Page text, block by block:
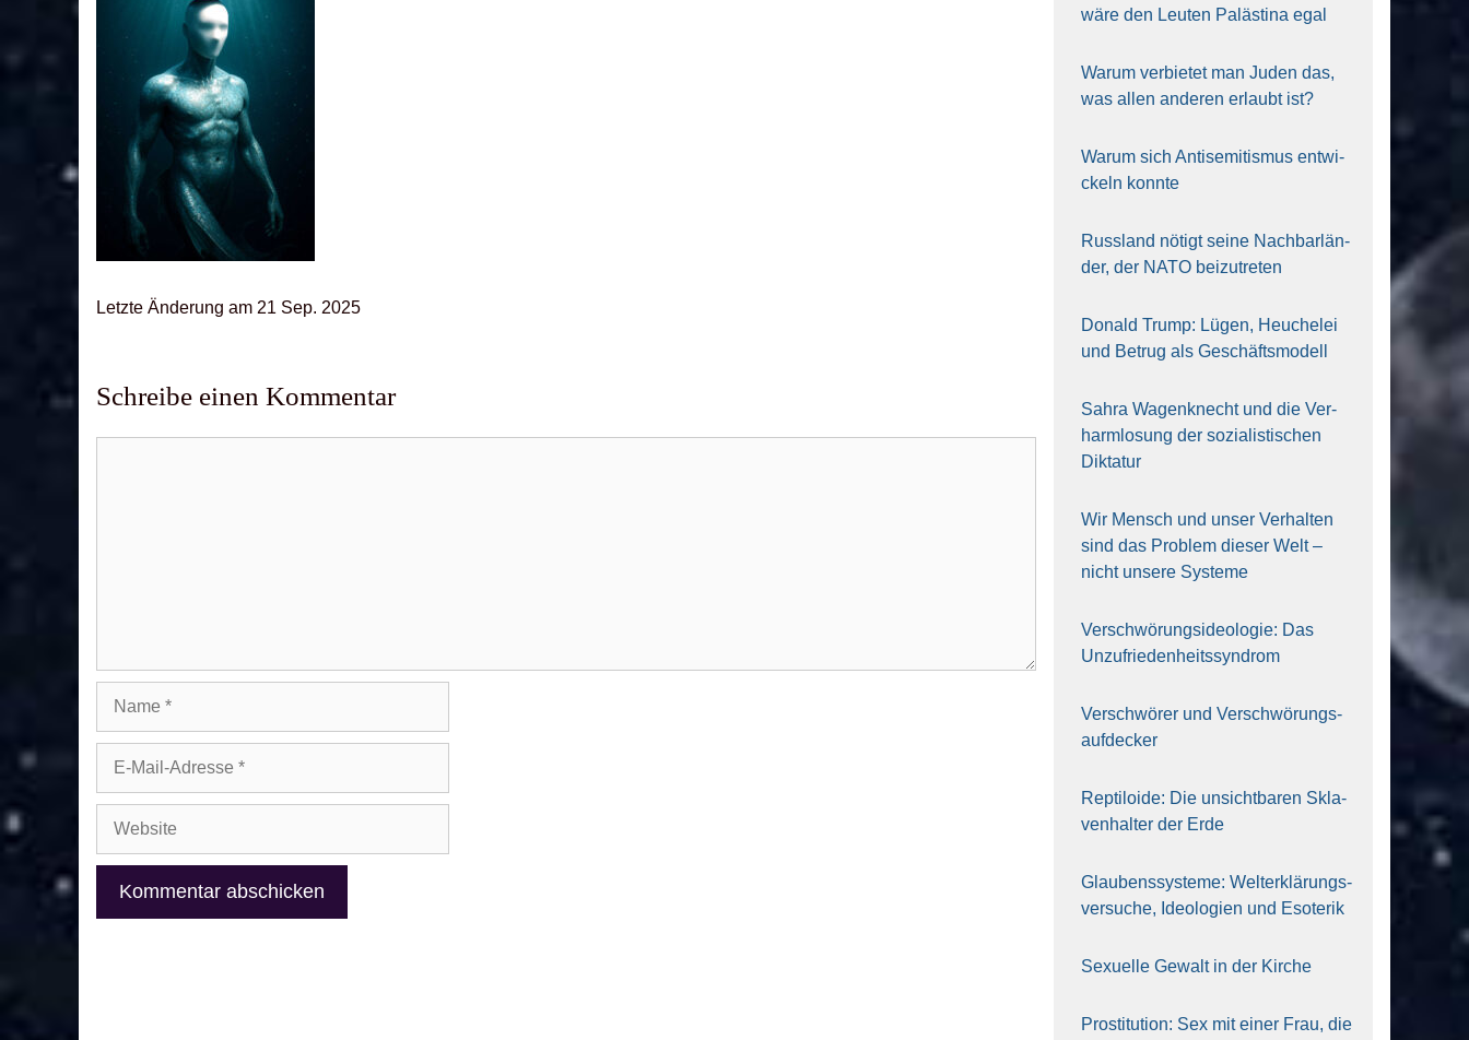
Letz­te Ände­rung am 21 Sep. 2025
Schreibe einen Kommentar
Adresse
wäre den Leu­ten Paläs­ti­na egal
War­um ver­bie­tet man Juden das,
was allen ande­ren erlaubt ist?
War­um sich Anti­se­mi­tis­mus ent­wi­
ckeln konn­te
Russ­land nötigt sei­ne Nach­bar­län­
der, der NATO bei­zu­tre­ten
Donald Trump: Lügen, Heu­che­lei
und Betrug als Geschäfts­mo­dell
Sahra Wagen­knecht und die Ver­
harm­lo­sung der sozia­lis­ti­schen
Dik­ta­tur
Wir Mensch und unser Ver­hal­ten
sind das Pro­blem die­ser Welt –
nicht unse­re Sys‍te‍me
Ver­schwö­rungs­ideo­lo­gie: Das
Unzufrieden­heitssyndrom
Ver­schwö­rer und Verschwörungs­
aufdecker
Rep­ti­lo­ide: Die unsicht­ba­ren Skla­
ven­hal­ter der Erde
Glau­bens­sys­te­me: Welt­erklä­rungs­
ver­su­che, Ideo­lo­gien und Eso­te­rik
Sexu­el­le Gewalt in der Kir­che
Pro­sti­tu­ti­on: Sex mit einer Frau, die